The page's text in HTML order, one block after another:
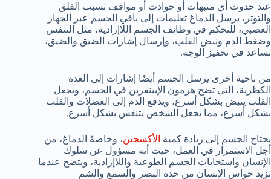
عند حدوث أي منبهات أو حوادث أو مواقف تسبب القلق
والتوتر، يرسل الدماغ تعليمات إلى باقي الجسم عبر الجهاز
العصبي، للتحكم في وظائف الجسم اللاإرادية، مثل التنفس
وضغط الدم ونبض القلب، وإرسال إشارات الضيق والضيق،
تساعد في تحفيز الوجه.
من ناحية أخرى يرسل الجسم أيضًا إشارات إلى الغدة
الكظرية، التي تضخ هرمون الإبينفرين في الجسم، ويجعل
القلب ينبض بشكل أسرع، ويدفع الدم إلى العضلات والقلب
بشكل أسرع، مما يجعل الشخص يتنفس بشكل أسرع.
يحتاج الجسم إلى زيادة كمية الأكسجين، وخاصةً الدماغ، من
أجل الاستمرار في العمل، حيث أنه مسؤول عن سلوك
الإنسان واستجابات الجسم الطوعية واللاإرادية، ويتضح عندما
تزيد حواس الإنسان من حدة البصر والسمع والشم